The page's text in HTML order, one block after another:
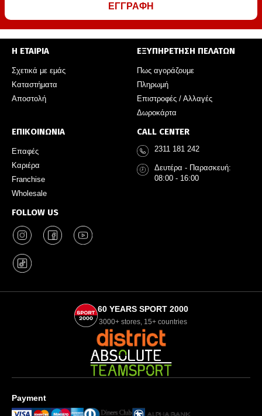
ΕΓΓΡΑΦΗ
Η ΕΤΑΙΡΙΑ
Σχετικά με εμάς
Καταστήματα
Αποστολή
ΕΞΥΠΗΡΕΤΗΣΗ ΠΕΛΑΤΩΝ
Πως αγοράζουμε
Πληρωμή
Επιστροφές / Αλλαγές
Δωροκάρτα
ΕΠΙΚΟΙΝΩΝΙΑ
Επαφές
Καριέρα
Franchise
Wholesale
FOLLOW US
CALL CENTER
2311 181 242
Δευτέρα - Παρασκευή:
08:00 - 16:00
60 YEARS SPORT 2000
3000+ stores, 15+ countries
Payment